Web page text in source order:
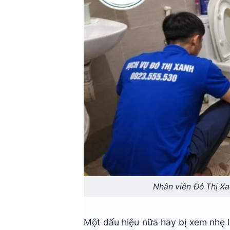
Nhân viên Đô Thị
Một dấu hiệu nữa hay bị xem